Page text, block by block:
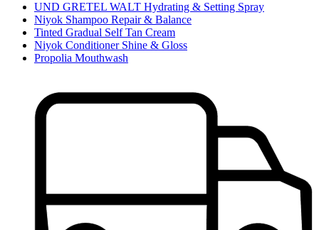
UND GRETEL WALT Hydrating & Setting Spray
Niyok Shampoo Repair & Balance
Tinted Gradual Self Tan Cream
Niyok Conditioner Shine & Gloss
Propolia Mouthwash